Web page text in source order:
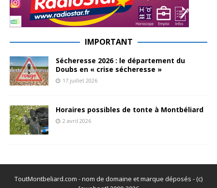
IMPORTANT
Sécheresse 2026 : le département du
Doubs en « crise sécheresse »
17 juillet 2026
Horaires possibles de tonte à Montbéliard
2 avril 2026
ToutMontbeliard.com - nom de domaine et marque déposés - (c)